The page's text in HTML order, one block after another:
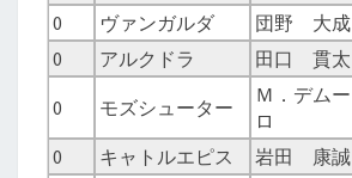
0
ヴァンガルダ 団野 大成
0
アルクドラ 田口 貫太
0 モズシューター
Ｍ．デムー
ロ
0 キャトルエピス 岩田 康誠